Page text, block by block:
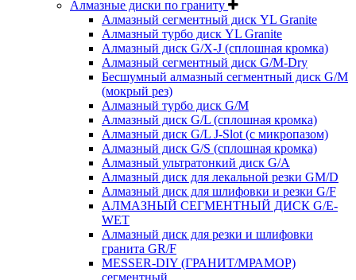
Алмазные диски по граниту
Алмазный сегментный диск YL Granite
Алмазный турбо диск YL Granite
Алмазный диск G/X-J (сплошная кромка)
Алмазный сегментный диск G/M-Dry
Бесшумный алмазный сегментный диск G/M
(мокрый рез)
Алмазный турбо диск G/M
Алмазный диск G/L (сплошная кромка)
Алмазный диск G/L J-Slot (с микропазом)
Алмазный диск G/S (сплошная кромка)
Алмазный ультратонкий диск G/A
Алмазный диск для лекальной резки GM/D
Алмазный диск для шлифовки и резки G/F
АЛМАЗНЫЙ СЕГМЕНТНЫЙ ДИСК G/E-
WET
Алмазный диск для резки и шлифовки
гранита GR/F
MESSER-DIY (ГРАНИТ/МРАМОР)